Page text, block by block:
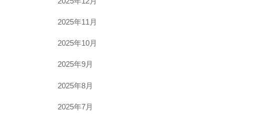
2025年11月
2025年10月
2025年9月
2025年8月
2025年7月